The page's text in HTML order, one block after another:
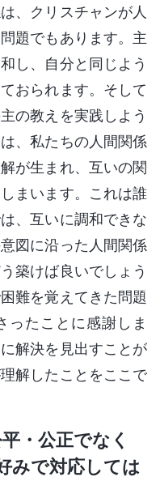
、クリスチャンが人
題でもあります。主
し、自分と同じよう
おられます。そして
の教えを実践しよう
、私たちの人間関係
が生まれ、互いの関
まいます。これは誰
、互いに調和できな
図に沿った人間関係
築けば良いでしょう
難を覚えてきた問題
ったことに感謝しま
解決を見出すことが
解したことをここで
・公正でなく
みで対応しては